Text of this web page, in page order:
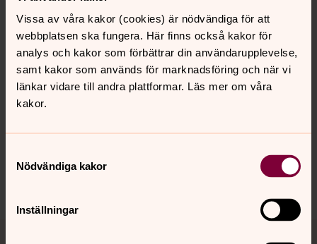
Vissa av våra kakor (cookies) är nödvändiga för att
webbplatsen ska fungera. Här finns också kakor för
analys och kakor som förbättrar din användarupplevelse,
samt kakor som används för marknadsföring och när vi
länkar vidare till andra plattformar. Läs mer om våra
kakor.
Nödvändiga kakor
Inställningar
Senast ändrad 23 maj 2024
Synpunkter eller frågor på sidans
innehåll?
uddevalla.pastorat@svenskakyrkan.se